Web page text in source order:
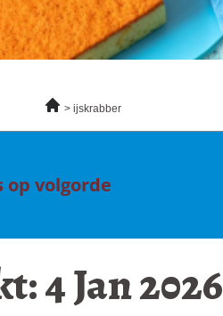
ijskrabber
op volgorde
4 Jan 2026